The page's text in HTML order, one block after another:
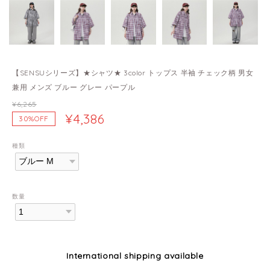
【SENSUシリーズ】★シャツ★ 3color トップス 半袖 チェック柄 男女
兼用 メンズ ブルー グレー パープル
¥6,265
30%OFF
¥4,386
種類
数量
International shipping available